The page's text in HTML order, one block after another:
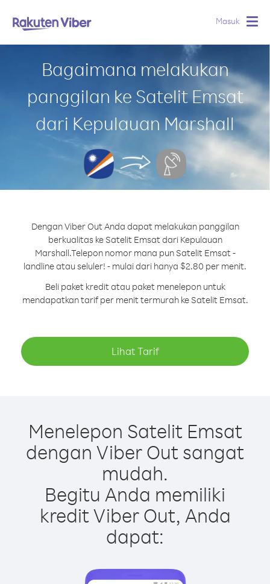
Masuk
Bagaimana melakukan
panggilan ke Satelit Emsat
dari Kepulauan Marshall
Dengan Viber Out Anda dapat melakukan panggilan
berkualitas ke Satelit Emsat dari Kepulauan
Marshall.Telepon nomor mana pun Satelit Emsat -
landline atau seluler! - mulai dari hanya $2.80 per menit.
Beli paket kredit atau paket menelepon untuk
mendapatkan tarif per menit termurah ke Satelit Emsat.
Lihat Tarif
Menelepon Satelit Emsat
dengan Viber Out sangat
mudah.
Begitu Anda memiliki
kredit Viber Out, Anda
dapat: